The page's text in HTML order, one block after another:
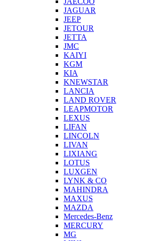
JAGUAR
JEEP
JETOUR
JETTA
JMC
KAIYI
KGM
KIA
KNEWSTAR
LANCIA
LAND ROVER
LEAPMOTOR
LEXUS
LIFAN
LINCOLN
LIVAN
LIXIANG
LOTUS
LUXGEN
LYNK & CO
MAHINDRA
MAXUS
MAZDA
Mercedes-Benz
MERCURY
MG